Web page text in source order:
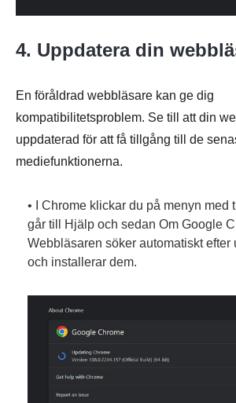
4. Uppdatera din
En föråldrad webbläsare kan ge dig
kompatibilitetsproblem. Se till att din
uppdaterad för att få tillgång till de
mediefunktionerna.
• I Chrome klickar du på menyn med
går till Hjälp och sedan Om Google
Webbläsaren söker automatiskt efter
och installerar dem.